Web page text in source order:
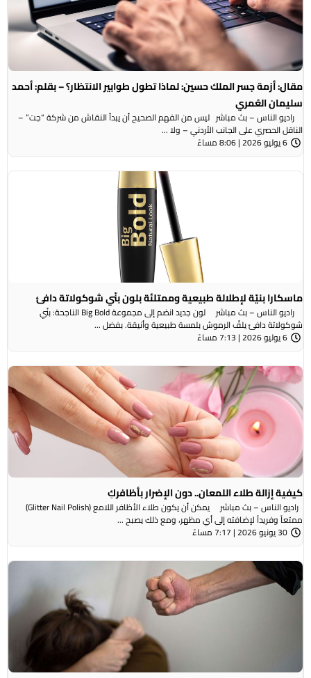
مقال: أزمة جسر الملك حسين: لماذا تطول طوابير الانتظار؟ – بقلم: أحمد
سليمان العُمري
راديو الناس – بث مباشر ليس من الفهم الصحيح أن يبدأ النقاش من شركة “جت” –
الناقل الحصري على الجانب الأردني – ولا ...
6 يوليو 2026 | 8:06 مساءً
ماسكارا بنيّة لإطلالة طبيعية وممتلئة بلون بنّي شوكولاتة دافئ
راديو الناس – بث مباشر لون جديد انضم إلى مجموعة Big Bold الناجحة: بنّي
شوكولاتة دافئ يلفّ الرموش بلمسة طبيعية وأنيقة. بفضل ...
6 يوليو 2026 | 7:13 مساءً
كيفية إزالة طلاء اللمعان.. دون الإضرار بأظافركِ
راديو الناس – بث مباشر يمكن أن يكون طلاء الأظافر اللامع (Glitter Nail Polish)
ممتعاً وفريداً لإضافته إلى أي مظهر، ومع ذلك يصبح ...
30 يونيو 2026 | 7:17 مساءً